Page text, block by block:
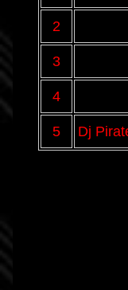
2
3
4
5 Dj